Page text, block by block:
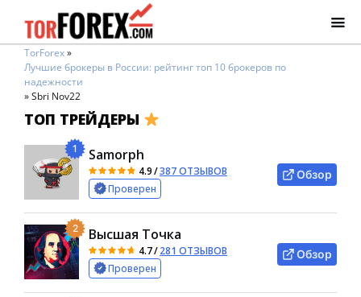
TorForex»
Лучшие брокеры в России: рейтинг топ 10 брокеров по
надежности
»Sbri Nov22
ТОП ТРЕЙДЕРЫ
1 Samorph
4.9/387 ОТЗЫВОВ
Проверен
Обзор
2 Высшая Точка
4.7/281 ОТЗЫВОВ
Проверен
Обзор